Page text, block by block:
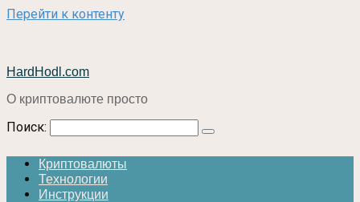
Перейти к контенту
HardHodl.com
О криптовалюте просто
Поиск:
Криптовалюты
Технологии
Инструкции